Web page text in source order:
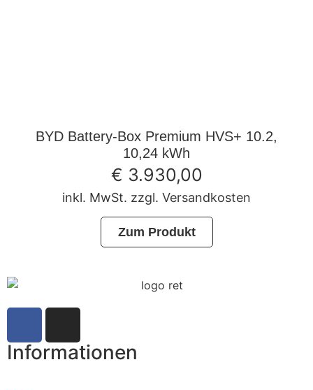
BYD Battery-Box Premium HVS+ 10.2,
10,24 kWh
€ 3.930,00
inkl. MwSt. zzgl. Versandkosten
Zum Produkt
Informationen